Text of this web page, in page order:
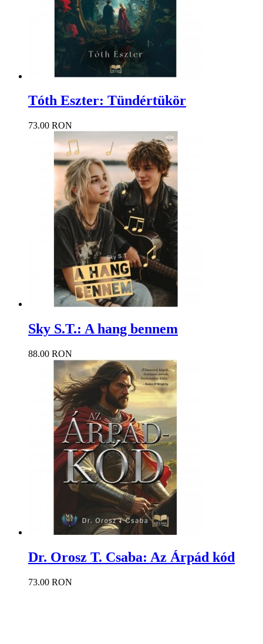
Tóth Eszter: Tündértükör
73.00 RON
Sky S.T.: A hang bennem
88.00 RON
Dr. Orosz T. Csaba: Az Árpád kód
73.00 RON